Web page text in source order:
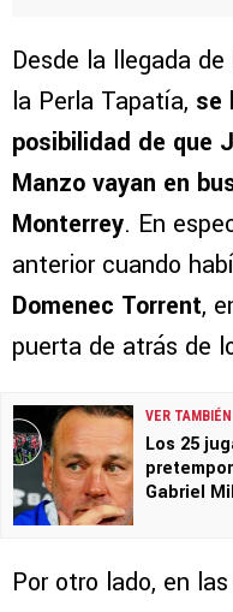
Desde la llegada
la Perla Tapatía, se
posibilidad de que
Manzo vayan en
Monterrey. En
anterior cuando
Domenec Torrent,
puerta de atrás de
VER TAMBIÉN
Los 25
Gabriel
Por otro lado, en